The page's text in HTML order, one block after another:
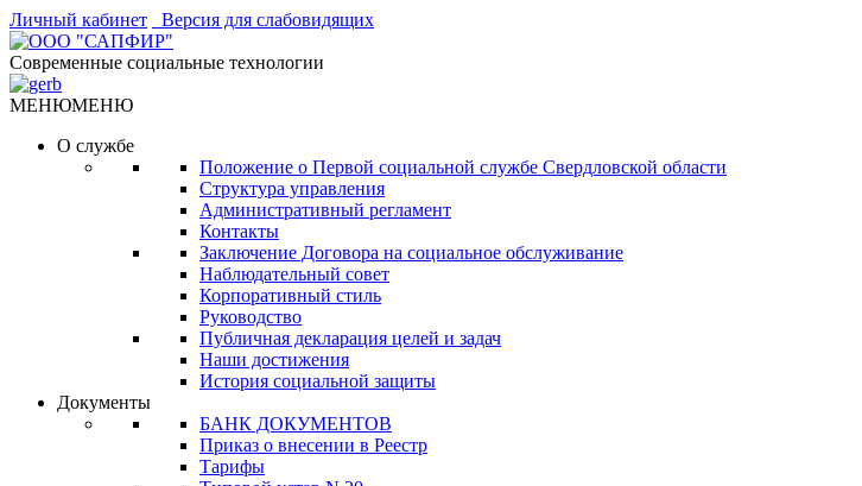
Личный кабинет Версия для слабовидящих
Современные социальные технологии
МЕНЮМЕНЮ
О службе
Положение о Первой социальной службе Свердловской области
Структура управления
Административный регламент
Контакты
Заключение Договора на социальное обслуживание
Наблюдательный совет
Корпоративный стиль
Руководство
Публичная декларация целей и задач
Наши достижения
История социальной защиты
Документы
БАНК ДОКУМЕНТОВ
Приказ о внесении в Реестр
Тарифы